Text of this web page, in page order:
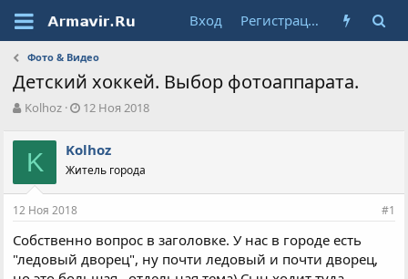
Вход Регистрация
Фото & Видео
Детский хоккей. Выбор фотоаппарата.
А
т
о
р
т
е
ы
Kolhoz
Д
а
н
л
а
12 Ноя 2018
K Kolhoz
Житель города
12 Ноя 2018 #1
Собственно вопрос в заголовке. У нас в городе есть
"ледовый дворец", ну почти ледовый и почти дворец,